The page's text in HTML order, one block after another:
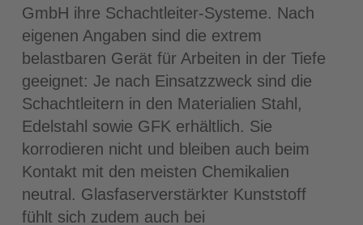
GmbH ihre Schachtleiter-Systeme. Nach
eigenen Angaben sind die extrem
belastbaren Gerät für Arbeiten in der Tiefe
geeignet: Je nach Einsatzzweck sind die
Schachtleitern in den Materialien Stahl,
Edelstahl sowie GFK erhältlich. Sie
korrodieren nicht und bleiben auch beim
Kontakt mit den meisten Chemikalien
neutral. Glasfaserverstärkter Kunststoff
fühlt sich zudem auch bei